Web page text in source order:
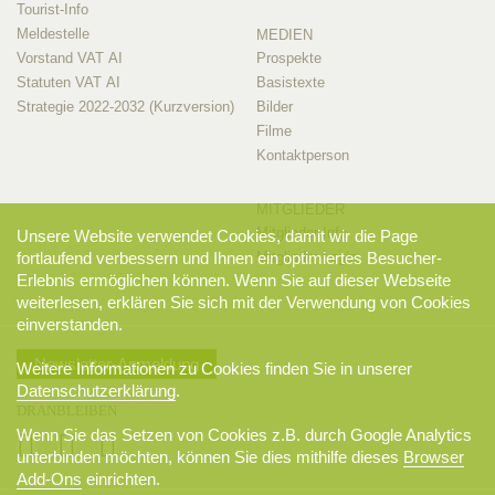
Tourist-Info
Meldestelle
Vorstand VAT AI
Statuten VAT AI
Strategie 2022-2032 (Kurzversion)
MEDIEN
Prospekte
Basistexte
Bilder
Filme
Kontaktperson
Mitglieder-Info
Mitglieder-Login
Newsletter-Anmeldung
Unsere Website verwendet Cookies, damit wir die Page
fortlaufend verbessern und Ihnen ein optimiertes Besucher-
Erlebnis ermöglichen können. Wenn Sie auf dieser Webseite
weiterlesen, erklären Sie sich mit der Verwendung von Cookies
einverstanden.
Weitere Informationen zu Cookies finden Sie in unserer
Datenschutzerklärung.
Wenn Sie das Setzen von Cookies z.B. durch Google Analytics
unterbinden möchten, können Sie dies mithilfe dieses Browser
Add-Ons einrichten.